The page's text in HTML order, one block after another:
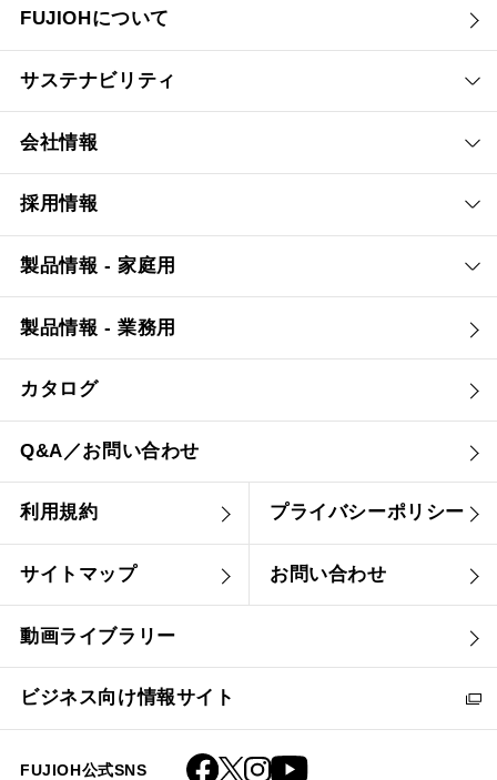
FUJIOHについて
サステナビリティ
会社情報
採用情報
製品情報 - 家庭用
製品情報 - 業務用
カタログ
Q&A／お問い合わせ
利用規約 プライバシーポリシー
サイトマップ お問い合わせ
動画ライブラリー
ビジネス向け情報サイト
FUJIOH公式SNS